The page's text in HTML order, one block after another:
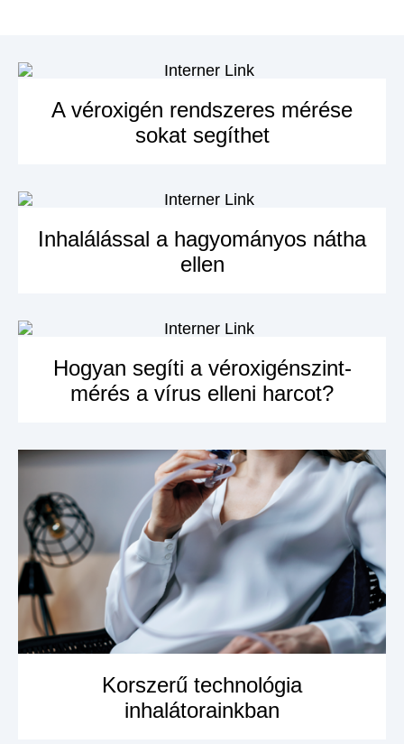
A véroxigén rendszeres mérése
sokat segíthet
MEGNÉZEM A
Inhalálással a hagyományos nátha
ellen
MEGNÉZEM A
Hogyan segíti a véroxigénszint-
mérés a vírus elleni harcot?
MEGNÉZEM A
Korszerű technológia
inhalátorainkban
MEGNÉZEM A